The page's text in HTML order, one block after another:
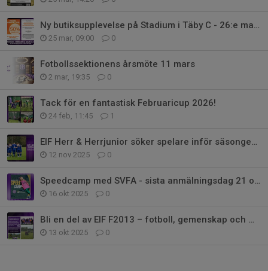
Ny butiksupplevelse på Stadium i Täby C - 26:e mars KL. 10.00
25 mar, 09:00 0
Fotbollssektionens årsmöte 11 mars
2 mar, 19:35 0
Tack för en fantastisk Februaricup 2026!
24 feb, 11:45 1
EIF Herr & Herrjunior söker spelare inför säsongen 2026!
12 nov 2025 0
Speedcamp med SVFA - sista anmälningsdag 21 oktober
16 okt 2025 0
Bli en del av EIF F2013 – fotboll, gemenskap och massor av glädje!
13 okt 2025 0